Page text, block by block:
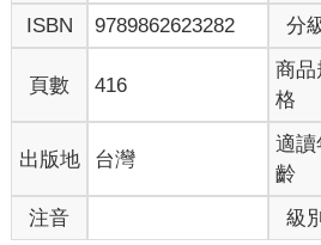
也是極珍貴的參考資料。
在我們生活的周遭，甚或田野、海邊
觀察它們，進而欣賞它們，透過植物
也是個身心安頓的良方。好的植物圖
的世界，這本『台灣原生植物全圖鑑
各種植物，內容詳實，影像拍攝精美
以這是一套值得您永遠珍藏擁有的圖鑑
ISBN
9789862623282 分
頁數 416
商品
格
出版地 台灣
適讀
齡
注音 級別